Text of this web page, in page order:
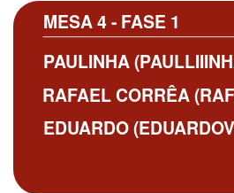
MESA 4 - FASE 1
PAULINHA
RAFAEL CORRÊA
EDUARDO